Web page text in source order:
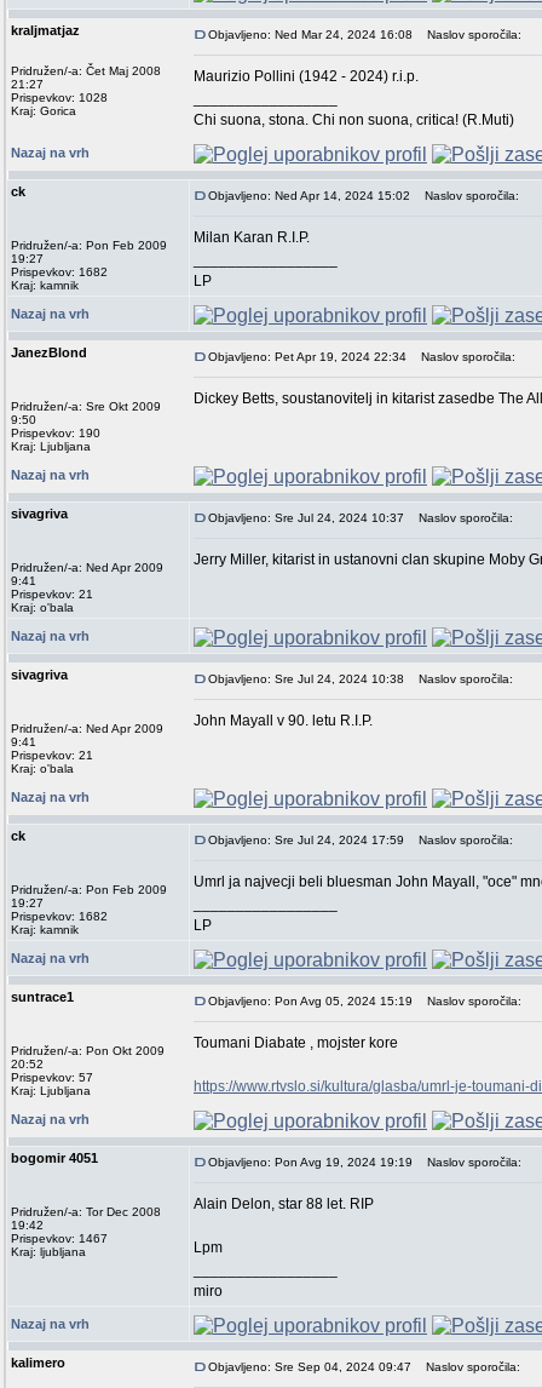
kraljmatjaz
Pridružen/-a: Čet Maj 2008
21:27
Prispevkov: 1028
Kraj: Gorica
Objavljeno: Ned Mar 24, 2024 16:08 Naslov sporočila:
Maurizio Pollini (1942 - 2024) r.i.p.
Chi suona, stona. Chi non suona, critica! (R.Muti)
Nazaj na vrh
ck
Pridružen/-a: Pon Feb 2009
19:27
Prispevkov: 1682
Kraj: kamnik
Objavljeno: Ned Apr 14, 2024 15:02 Naslov sporočila:
Milan Karan R.I.P.
LP
Nazaj na vrh
JanezBlond
Pridružen/-a: Sre Okt 2009
9:50
Prispevkov: 190
Kraj: Ljubljana
Objavljeno: Pet Apr 19, 2024 22:34 Naslov sporočila:
Dickey Betts, soustanovitelj in kitarist zasedbe The
Nazaj na vrh
sivagriva
Pridružen/-a: Ned Apr 2009
9:41
Prispevkov: 21
Kraj: o'bala
Objavljeno: Sre Jul 24, 2024 10:37 Naslov sporočila:
Jerry Miller, kitarist in ustanovni clan skupine Moby
Nazaj na vrh
sivagriva
Pridružen/-a: Ned Apr 2009
9:41
Prispevkov: 21
Kraj: o'bala
Objavljeno: Sre Jul 24, 2024 10:38 Naslov sporočila:
John Mayall v 90. letu R.I.P.
Nazaj na vrh
ck
Pridružen/-a: Pon Feb 2009
19:27
Prispevkov: 1682
Kraj: kamnik
Objavljeno: Sre Jul 24, 2024 17:59 Naslov sporočila:
Umrl ja najvecji beli bluesman John Mayall, "oce"
LP
Nazaj na vrh
suntrace1
Pridružen/-a: Pon Okt 2009
20:52
Prispevkov: 57
Kraj: Ljubljana
Objavljeno: Pon Avg 05, 2024 15:19 Naslov sporočila:
Toumani Diabate , mojster kore
https://www.rtvslo.si/kultura/glasba/umrl-je-
Nazaj na vrh
bogomir 4051
Pridružen/-a: Tor Dec 2008
19:42
Prispevkov: 1467
Kraj: ljubljana
Objavljeno: Pon Avg 19, 2024 19:19 Naslov sporočila:
Alain Delon, star 88 let. RIP
Lpm
miro
Nazaj na vrh
kalimero Objavljeno: Sre Sep 04, 2024 09:47 Naslov sporočila: